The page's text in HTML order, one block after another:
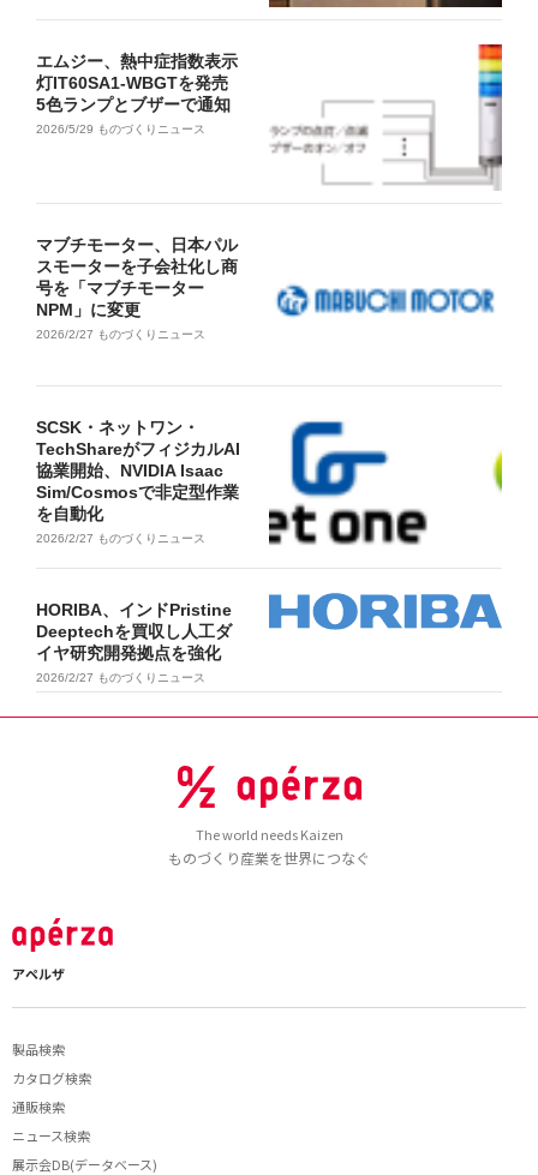
エムジー、熱中症指数表示
灯IT60SA1-WBGTを発売
5色ランプとブザーで通知
2026/5/29 ものづくりニュース
マブチモーター、日本パル
スモーターを子会社化し商
号を「マブチモーター
NPM」に変更
2026/2/27 ものづくりニュース
SCSK・ネットワン・
TechShareがフィジカルAI
協業開始、NVIDIA Isaac
Sim/Cosmosで非定型作業
を自動化
2026/2/27 ものづくりニュース
HORIBA、インドPristine
Deeptechを買収し人工ダ
イヤ研究開発拠点を強化
2026/2/27 ものづくりニュース
The world needs Kaizen
ものづくり産業を世界につなぐ
アペルザ
製品検索
カタログ検索
通販検索
ニュース検索
展示会DB(データベース)